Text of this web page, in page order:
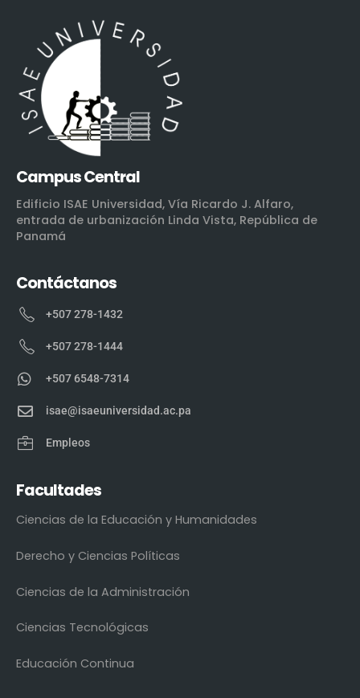
Campus Central
Edificio ISAE Universidad, Vía Ricardo J. Alfaro,
entrada de urbanización Linda Vista, República de
Panamá
Contáctanos
+507 278-1432
+507 278-1444
+507 6548-7314
isae@isaeuniversidad.ac.pa
Empleos
Facultades
Ciencias de la Educación y Humanidades
Derecho y Ciencias Políticas
Ciencias de la Administración
Ciencias Tecnológicas
Educación Continua